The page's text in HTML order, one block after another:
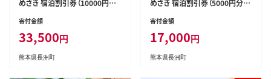
めさき 宿泊割引券（10000円分）
《30日以内に出荷予定(土日祝除
く)》---isn_umesaki_30d_r7_
33500_10000---
寄付金額
33,500円
熊本県長洲町
めさき 宿泊割引券（5000円分）
《30日以内に出荷予定(土日祝除
く)》---isn_umesaki_30d_r7_
17000_5000---
寄付金額
17,000円
熊本県長洲町